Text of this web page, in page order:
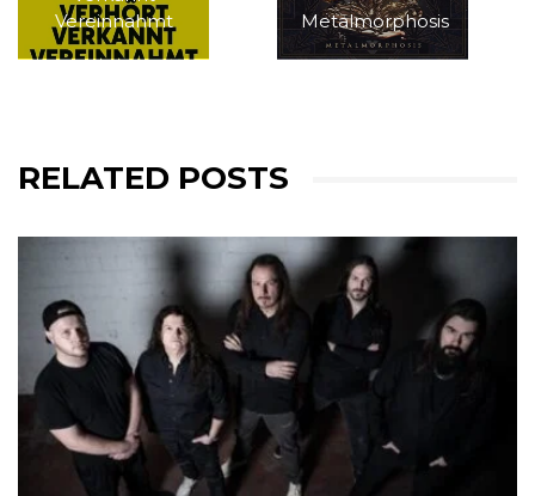
Vereinnahmt
Metalmorphosis
RELATED POSTS